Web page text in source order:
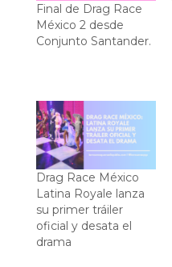
Final de Drag Race
México 2 desde
Conjunto Santander.
Drag Race México
Latina Royale lanza
su primer tráiler
oficial y desata el
drama